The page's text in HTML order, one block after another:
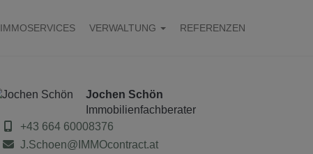
IMMOSERVICES VERWALTUNG REFERENZEN
Jochen Schön
Immobilienfachberater
+43 664 60008376
J.Schoen@IMMOcontract.at